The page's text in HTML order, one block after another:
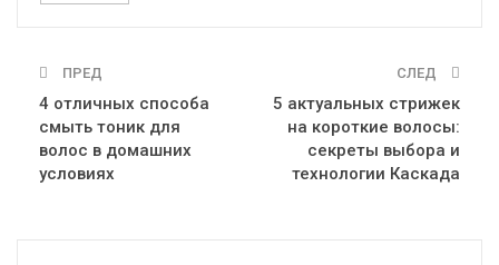
ПРЕД
4 отличных способа
смыть тоник для
волос в домашних
условиях
СЛЕД
5 актуальных стрижек
на короткие волосы:
секреты выбора и
технологии Каскада